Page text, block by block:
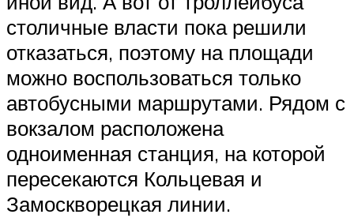
столичные власти пока решили
отказаться, поэтому на площади
можно воспользоваться только
автобусными маршрутами. Рядом с
вокзалом расположена
одноименная станция, на которой
пересекаются Кольцевая и
Замоскворецкая линии.